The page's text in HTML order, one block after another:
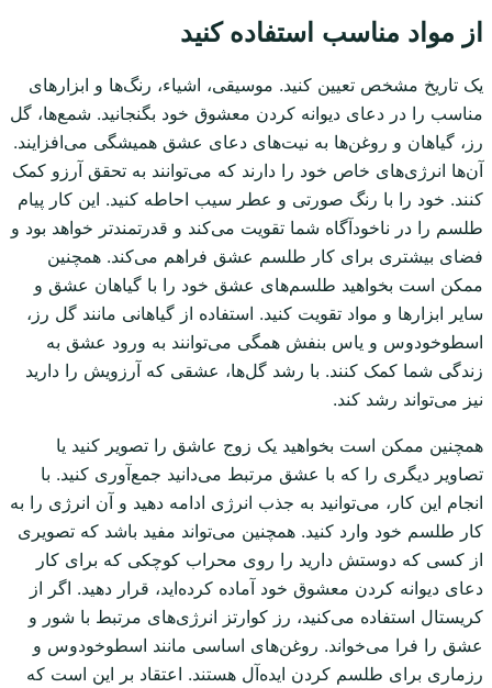
از مواد مناسب استفاده کنید
یک تاریخ مشخص تعیین کنید. موسیقی، اشیاء، رنگ‌ها و ابزارهای
مناسب را در دعای دیوانه کردن معشوق خود بگنجانید. شمع‌ها، گل
رز، گیاهان و روغن‌ها به نیت‌های دعای عشق همیشگی می‌افزایند.
آن‌ها انرژی‌های خاص خود را دارند که می‌توانند به تحقق آرزو کمک
کنند. خود را با رنگ صورتی و عطر سیب احاطه کنید. این کار پیام
طلسم را در ناخودآگاه شما تقویت می‌کند و قدرتمندتر خواهد بود و
فضای بیشتری برای کار طلسم عشق فراهم می‌کند. همچنین
ممکن است بخواهید طلسم‌های عشق خود را با گیاهان عشق و
سایر ابزارها و مواد تقویت کنید. استفاده از گیاهانی مانند گل رز،
اسطوخودوس و یاس بنفش همگی می‌توانند به ورود عشق به
زندگی شما کمک کنند. با رشد گل‌ها، عشقی که آرزویش را دارید
نیز می‌تواند رشد کند.
همچنین ممکن است بخواهید یک زوج عاشق را تصویر کنید یا
تصاویر دیگری را که با عشق مرتبط می‌دانید جمع‌آوری کنید. با
انجام این کار، می‌توانید به جذب انرژی ادامه دهید و آن انرژی را به
کار طلسم خود وارد کنید. همچنین می‌تواند مفید باشد که تصویری
از کسی که دوستش دارید را روی محراب کوچکی که برای کار
دعای دیوانه کردن معشوق خود آماده کرده‌اید، قرار دهید. اگر از
کریستال استفاده می‌کنید، رز کوارتز انرژی‌های مرتبط با شور و
عشق را فرا می‌خواند. روغن‌های اساسی مانند اسطوخودوس و
رزماری برای طلسم کردن ایده‌آل هستند. اعتقاد بر این است که